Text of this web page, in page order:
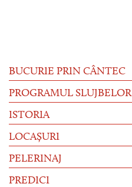
BUCURIE PRIN CÂNTEC
PROGRAMUL SLUJBELOR
ISTORIA
LOCAȘURI
PELERINAJ
PREDICI